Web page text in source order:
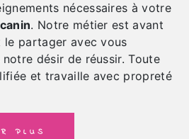
nécessaires à votre
. Notre métier est avant
partager avec vous
désir de réussir. Toute
et travaille avec propreté
PLUS